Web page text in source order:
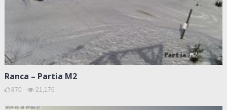
Ranca – Partia M2
870 21,176